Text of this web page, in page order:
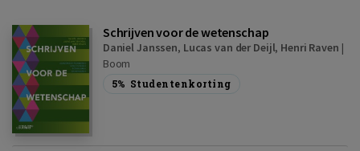
Schrijven voor de wetenschap
Daniel Janssen, Lucas van der Deijl, Henri Raven |
Boom
5% Studentenkorting